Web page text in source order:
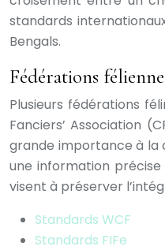
standards
Bengals.
Fédérations
Plusieurs fédérations
Fanciers’ Association
grande importance à la
une information précise
visent à préserver
Standards WCF
Standards FIFe